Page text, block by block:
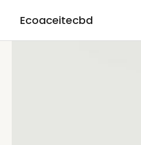
Ecoaceitecbd